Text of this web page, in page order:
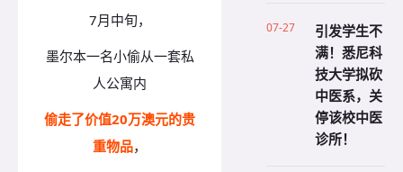
7月中旬，
墨尔本一名小偷从一套私
人公寓内
偷走了价值20万澳元的贵
重物品，
07-27
引发学生不
满！悉尼科
技大学拟砍
中医系，关
停该校中医
诊所！